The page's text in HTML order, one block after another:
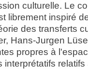
culturelle. Le
librement inspiré
des transferts
Hans-Jurgen
propres à
interprétatifs